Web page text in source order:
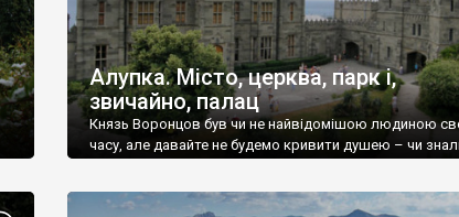
Алупка. Місто, церква, парк і,
звичайно, палац
Князь Воронцов був чи не найвідомішою людиною
часу, але давайте не будемо кривити душею – чи